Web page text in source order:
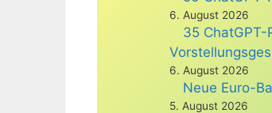
6. August 2026
35
6. August 2026
Neue Euro-
5. August 2026